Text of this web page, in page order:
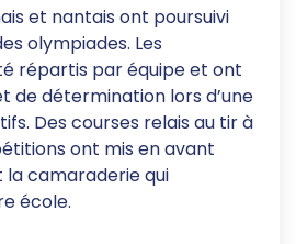
et nantais ont poursuivi
olympiades. Les
répartis par équipe et ont
de détermination lors d’une
Des courses relais au tir à
ont mis en avant
la camaraderie qui
école.